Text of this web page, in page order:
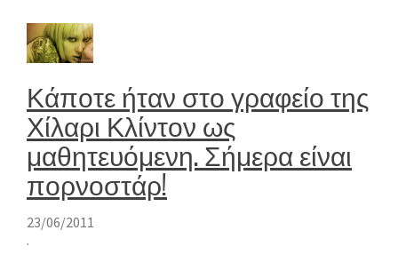
Κάποτε ήταν στο γραφείο της
Χίλαρι Κλίντον ως
μαθητευόμενη. Σήμερα είναι
πορνοστάρ!
23/06/2011
·